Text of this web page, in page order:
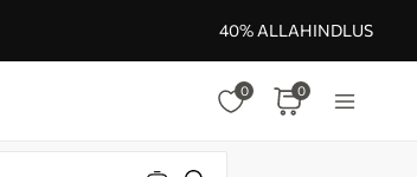
40% ALLAHINDLUS
0 0